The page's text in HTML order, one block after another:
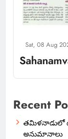
Sat, 08 Aug
Recent
తమిళనాడులో
అనుమానాలు